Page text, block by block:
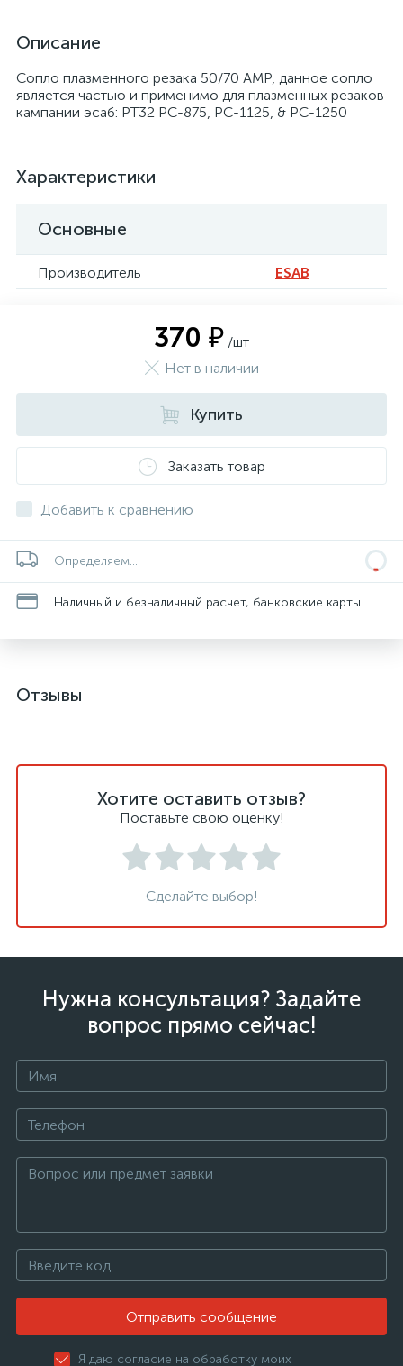
Описание
Сопло плазменного резака 50/70 AMP, данное сопло
является частью и применимо для плазменных резаков
кампании эсаб: PT32 PC-875, PC-1125, & PC-1250
Характеристики
Основные
Производитель ESAB
370 ₽ /шт
Нет в наличии
Купить
Заказать товар
Добавить к сравнению
Определяем...
Наличный и безналичный расчет, банковские карты
Отзывы
Хотите оставить отзыв?
Поставьте свою оценку!
Сделайте выбор!
Нужна консультация? Задайте
вопрос прямо сейчас!
Отправить сообщение
Я даю согласие на обработку моих